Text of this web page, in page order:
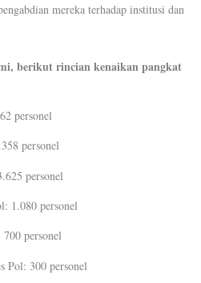
mereka terhadap institusi dan
berikut rincian kenaikan pangkat
personel
personel
personel
1.080 personel
personel
Pol: 300 personel